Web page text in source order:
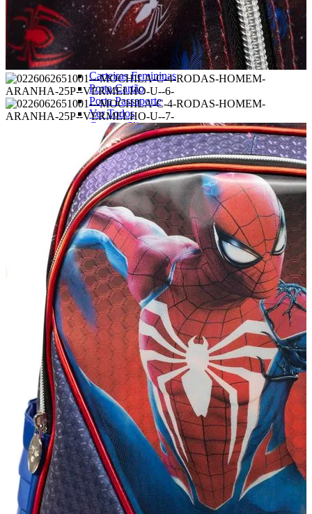
CARTEIRAS
Ver todos
Carteira Masculina
Carteiras Femininas
Porta Cartão
Porta Passaporte
Ver Todos
Carteira Slim
Carteira sem Fecho
Carteira com Fecho em Botão
Carteira com Fecho em Zíper
BOLSAS
Ver todos
Bolsa de Ombro
Bolsa Transversal
Bolsa De Mão
Shoulder Bag
Bolsa Mochila
Pastas
Ver Todos
Linha Maternidade
Linha Leather
ACESSÓRIOS
Ver todos
Almofada de Pescoço
Necessaire
Frasqueira
Organizador de Mala
Capa de Mala
Cadeado
Tag de Mala
Balança
Chaveiro
Shoulder Bag
Pochete
Guarda-Chuva